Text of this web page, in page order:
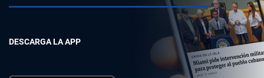
DESCARGA LA APP